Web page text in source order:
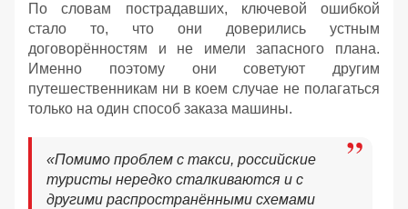
По словам пострадавших, ключевой ошибкой
стало то, что они доверились устным
договорённостям и не имели запасного плана.
Именно поэтому они советуют другим
путешественникам ни в коем случае не полагаться
только на один способ заказа машины.
«Помимо проблем с такси, российские
туристы нередко сталкиваются и с
другими распространёнными схемами